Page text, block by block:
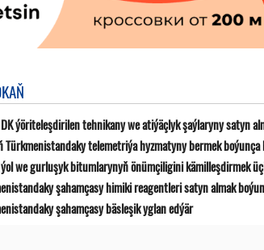
ýöriteleşdirilen tehnikany we atiýäçlyk şaýlaryny satyn
Türkmenistandaky telemetriýa hyzmatyny bermek
we gurluşyk bitumlarynyň önümçiligini kämilleşdirmek
şahamçasy himiki reagentleri satyn almak
şahamçasy bäsleşik yglan edýär